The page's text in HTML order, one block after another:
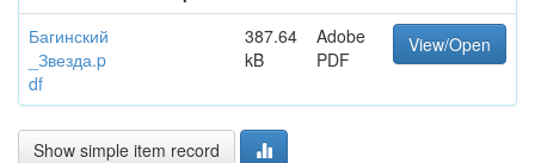
Багинский
_Звезда.p
df
387.64
kB
Adobe
PDF
View/Open
Show simple item record